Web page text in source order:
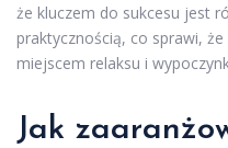
że kluczem do sukcesu jest
praktycznością, co sprawi,
miejscem relaksu i
Jak